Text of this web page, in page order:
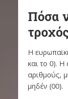
Πόσα
Η
και το 0). Η
αριθμούς,
μηδέν (00).